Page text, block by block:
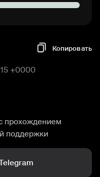
Копировать
+0000
прохождением
поддержки